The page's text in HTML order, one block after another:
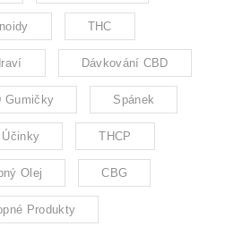
THC
Dávkování CBD
Gumičky Spánek
THCP
Olej CBG
Produkty